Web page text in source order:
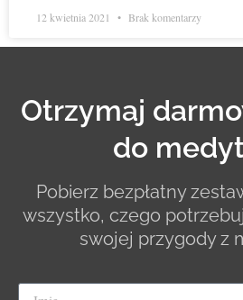
12 kwietnia 2021 Brak komentarzy
Otrzymaj
do
Pobierz bezpłatny
wszystko, czego
swojej przygody z